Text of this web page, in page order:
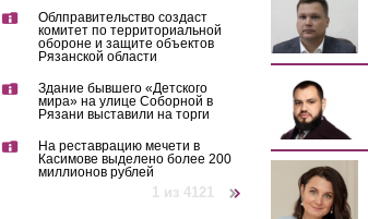
Облправительство создаст
комитет по территориальной
обороне и защите объектов
Рязанской области
Здание бывшего «Детского
мира» на улице Соборной в
Рязани выставили на торги
На реставрацию мечети в
Касимове выделено более 200
миллионов рублей
1 из 4121